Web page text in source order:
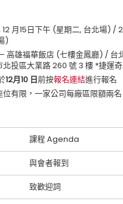
12 月15日下午 (星期二, 台北場) /
)
高雄福華飯店 (七樓金鳳廳) / 台
投區大業路 260 號 3 樓 *捷運
12月10 日前按報名連結進行報名
位有限，一家公司每廠區限額兩
課程 Agenda
與會者報到
致歡迎詞